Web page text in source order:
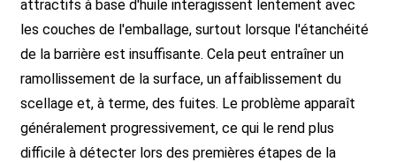
attractifs à base d'huile interagissent lentement avec
les couches de l'emballage, surtout lorsque l'étanchéité
de la barrière est insuffisante. Cela peut entraîner un
ramollissement de la surface, un affaiblissement du
scellage et, à terme, des fuites. Le problème apparaît
généralement progressivement, ce qui le rend plus
difficile à détecter lors des premières étapes de la